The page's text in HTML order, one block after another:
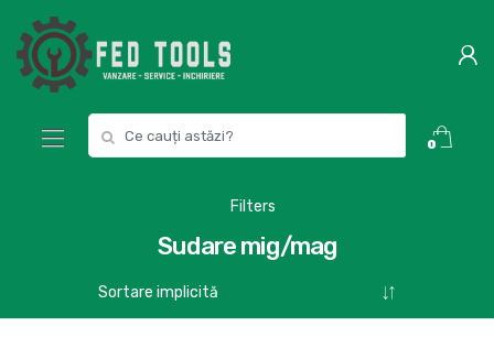
navigation
content
for:
0
Filters
Sudare mig/mag